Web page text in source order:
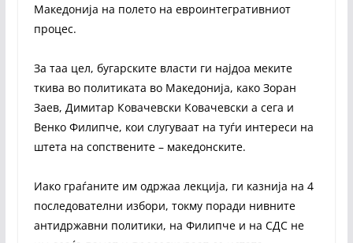
Македонија на полето на евроинтегративниот
процес.
За таа цел, бугарските власти ги најдоа меките
ткива во политиката во Македонија, како Зоран
Заев, Димитар Ковачевски Ковачевски а сега и
Венко Филипче, кои слугуваат на туѓи интереси на
штета на сопствените – македонските.
Иако граѓаните им одржаа лекција, ги казнија на 4
последователни избори, токму поради нивните
антидржавни политики, на Филипче и на СДС не